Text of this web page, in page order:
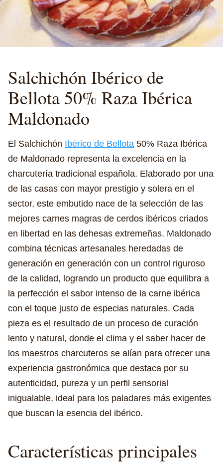
SalchichónIbérico de
Bellota 50% Raza Ibérica
Maldonado
El Salchichón Ibérico de Bellota 50% Raza Ibérica
de Maldonado representa la excelencia en la
charcutería tradicional española. Elaborado por una
de las casas con mayor prestigio y solera en el
sector, este embutido nace de la selección de las
mejores carnes magras de cerdos ibéricos criados
en libertad en las dehesas extremeñas. Maldonado
combina técnicas artesanales heredadas de
generación en generación con un control riguroso
de la calidad, logrando un producto que equilibra a
la perfección el sabor intenso de la carne ibérica
con el toque justo de especias naturales. Cada
pieza es el resultado de un proceso de curación
lento y natural, donde el clima y el saber hacer de
los maestros charcuteros se alían para ofrecer una
experiencia gastronómica que destaca por su
autenticidad, pureza y un perfil sensorial
inigualable, ideal para los paladares más exigentes
que buscan la esencia del ibérico.
Características principales